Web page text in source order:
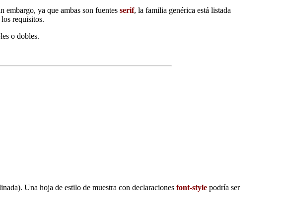
embargo, ya que ambas son fuentes serif, la familia genérica está listada
requisitos.
o dobles.
Una hoja de estilo de muestra con declaraciones font-stylepodría ser